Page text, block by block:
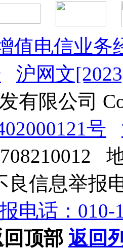
值电信业务
沪网文
有限公司
号
信息举报
电话：010-
回顶部 返回